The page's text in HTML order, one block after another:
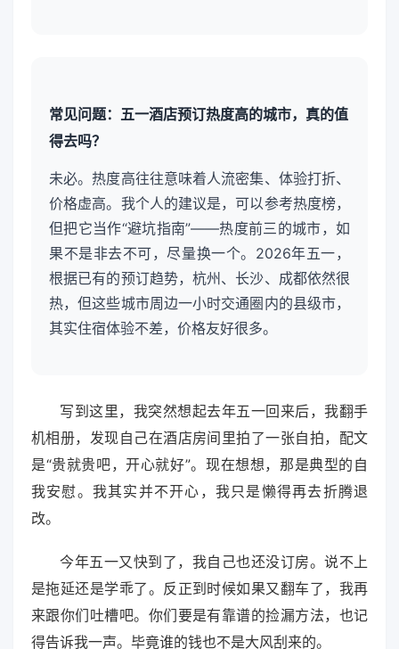
常见问题：五一酒店预订热度高的城市，真的值
得去吗？
未必。热度高往往意味着人流密集、体验打折、
价格虚高。我个人的建议是，可以参考热度榜，
但把它当作“避坑指南”——热度前三的城市，如
果不是非去不可，尽量换一个。2026年五一，
根据已有的预订趋势，杭州、长沙、成都依然很
热，但这些城市周边一小时交通圈内的县级市，
其实住宿体验不差，价格友好很多。
写到这里，我突然想起去年五一回来后，我翻手
机相册，发现自己在酒店房间里拍了一张自拍，配文
是“贵就贵吧，开心就好”。现在想想，那是典型的自
我安慰。我其实并不开心，我只是懒得再去折腾退
改。
今年五一又快到了，我自己也还没订房。说不上
是拖延还是学乖了。反正到时候如果又翻车了，我再
来跟你们吐槽吧。你们要是有靠谱的捡漏方法，也记
得告诉我一声。毕竟谁的钱也不是大风刮来的。